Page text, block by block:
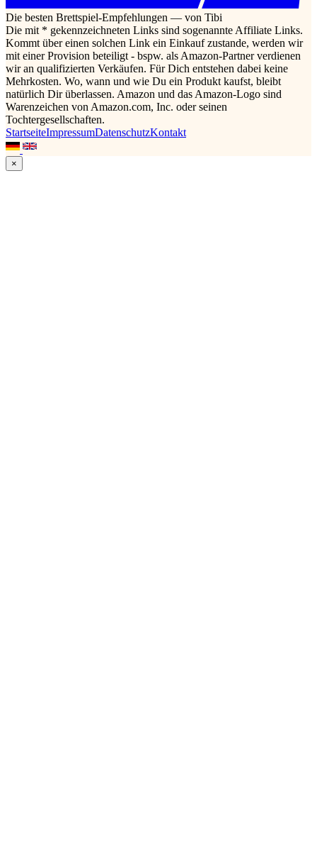
Die besten Brettspiel-Empfehlungen — von Tibi
Die mit * gekennzeichneten Links sind sogenannte Affiliate Links.
Kommt über einen solchen Link ein Einkauf zustande, werden wir
mit einer Provision beteiligt - bspw. als Amazon-Partner verdienen
wir an qualifizierten Verkäufen. Für Dich entstehen dabei keine
Mehrkosten. Wo, wann und wie Du ein Produkt kaufst, bleibt
natürlich Dir überlassen. Amazon und das Amazon-Logo sind
Warenzeichen von Amazon.com, Inc. oder seinen
Tochtergesellschaften.
StartseiteImpressumDatenschutzKontakt
×